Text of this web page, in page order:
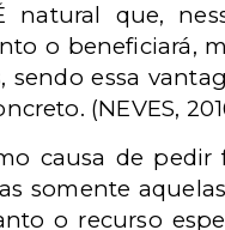
que,
o beneficiará,
essa
(NEVES,
causa de
somente
o recurso